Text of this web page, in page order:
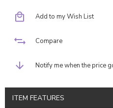
Add to my Wish List
Compare
Notify me when the price
ITEM FEATURES